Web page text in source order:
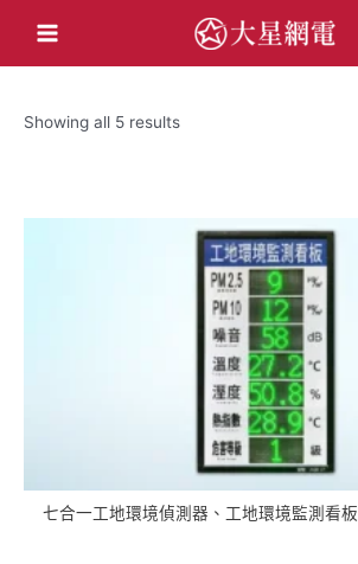
主
Main
Showing all 5 results
七合一工地環境偵測器、工地環境監測看板